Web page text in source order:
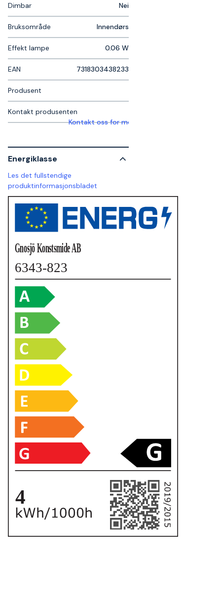
Dimbar Nei
Bruksområde Innendørs
Effekt lampe 0.06 W
EAN 7318303438233
Produsent
Kontakt produsenten
Kontakt oss for mer informasjon
Energiklasse
Les det fullstendige
produktinformasjonsbladet